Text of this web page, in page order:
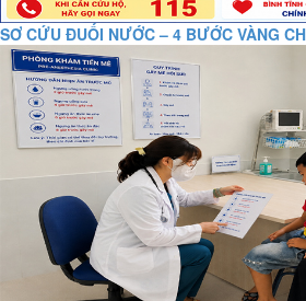
SƠ CỨU ĐUỐI NƯỚC – 4 BƯỚC VÀNG